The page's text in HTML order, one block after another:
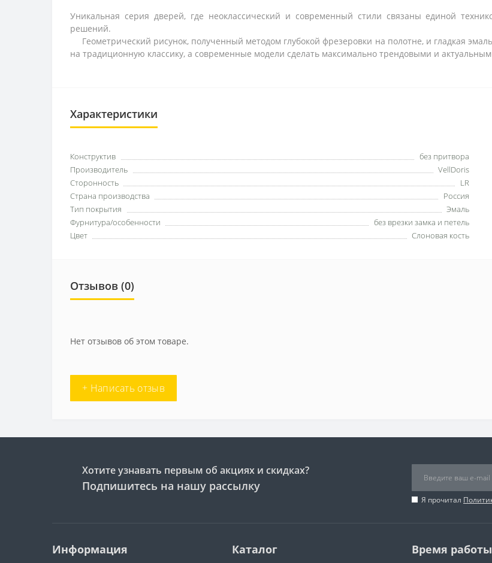
Уникальная серия дверей, где неоклассический и современный стили связаны единой
решений.
Геометрический рисунок, полученный методом глубокой фрезеровки на полотне, и гладкая
на традиционную классику, а современные модели сделать максимально трендовыми и
Характеристики
Конструктив
без притвора
Производитель
VellDoris
Сторонность
LR
Страна производства
Россия
Тип покрытия
Эмаль
Фурнитура/особенности
без врезки замка и петель
Цвет
Слоновая кость
Отзывов (0)
Нет отзывов об этом товаре.
+ Написать отзыв
Хотите узнавать первым об акциях и скидках?
Подпишитесь на нашу рассылку
Я прочитал
Информация Каталог Время работы